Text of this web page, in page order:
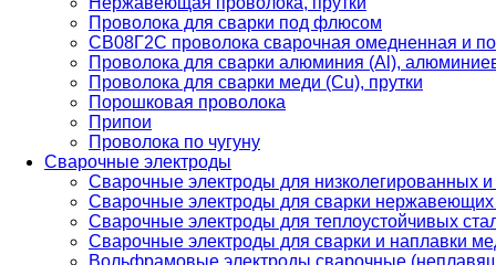
Проволока для сварки под флюсом
СВ08Г2С проволока сварочная омедненная и
Проволока для сварки алюминия (Al),
Проволока для сварки меди (Cu), прутки
Порошковая проволока
Припои
Проволока по чугуну
Сварочные электроды
Сварочные электроды для низколегированных и
Сварочные электроды для сварки
Сварочные электроды для теплоустойчивых
Сварочные электроды для сварки и наплавки
Вольфрамовые электроды сварочные